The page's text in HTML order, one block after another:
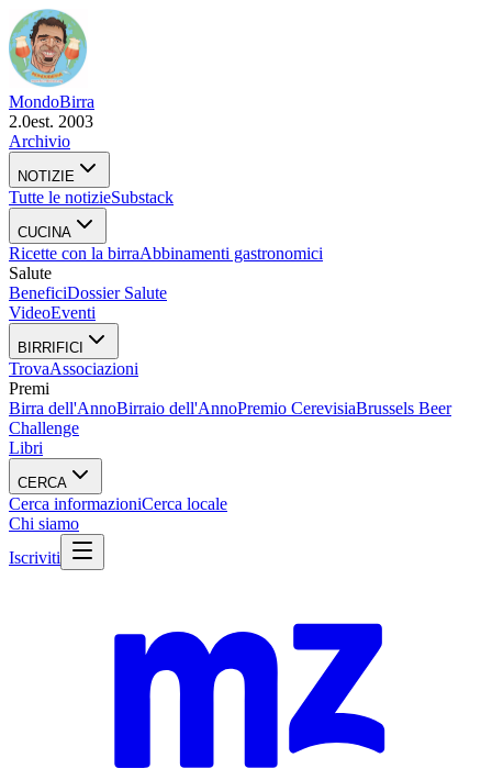
MondoBirra
2.0est. 2003
Archivio
NOTIZIE
Tutte le notizieSubstack
CUCINA
Ricette con la birraAbbinamenti gastronomici
Salute
BeneficiDossier Salute
VideoEventi
BIRRIFICI
TrovaAssociazioni
Premi
Birra dell'AnnoBirraio dell'AnnoPremio CerevisiaBrussels Beer
Challenge
Libri
CERCA
Cerca informazioniCerca locale
Chi siamo
Iscriviti